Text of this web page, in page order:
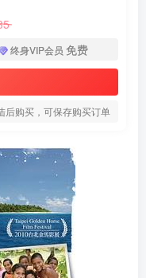
终身VIP会员 免费
后购买，可保存购买订单